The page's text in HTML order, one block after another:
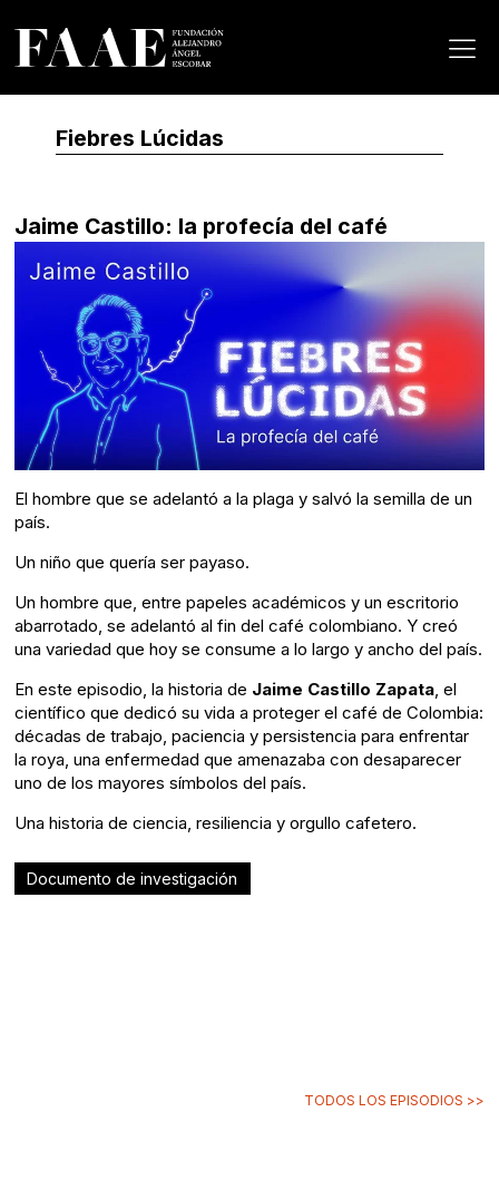
Fiebres Lúcidas
Jaime Castillo: la profecía del café
El hombre que se adelantó a la plaga y salvó la semilla de un
país.
Un niño que quería ser payaso.
Un hombre que, entre papeles académicos y un escritorio
abarrotado, se adelantó al fin del café colombiano. Y creó
una variedad que hoy se consume a lo largo y ancho del país.
En este episodio, la historia de Jaime Castillo Zapata, el
científico que dedicó su vida a proteger el café de Colombia:
décadas de trabajo, paciencia y persistencia para enfrentar
la roya, una enfermedad que amenazaba con desaparecer
uno de los mayores símbolos del país.
Una historia de ciencia, resiliencia y orgullo cafetero.
Documento de investigación
TODOS LOS EPISODIOS >>